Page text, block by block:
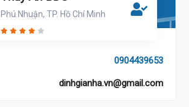
Phú Nhuận, TP. Hồ Chí Minh
0904439653
dinhgianha.vn@gmail.com